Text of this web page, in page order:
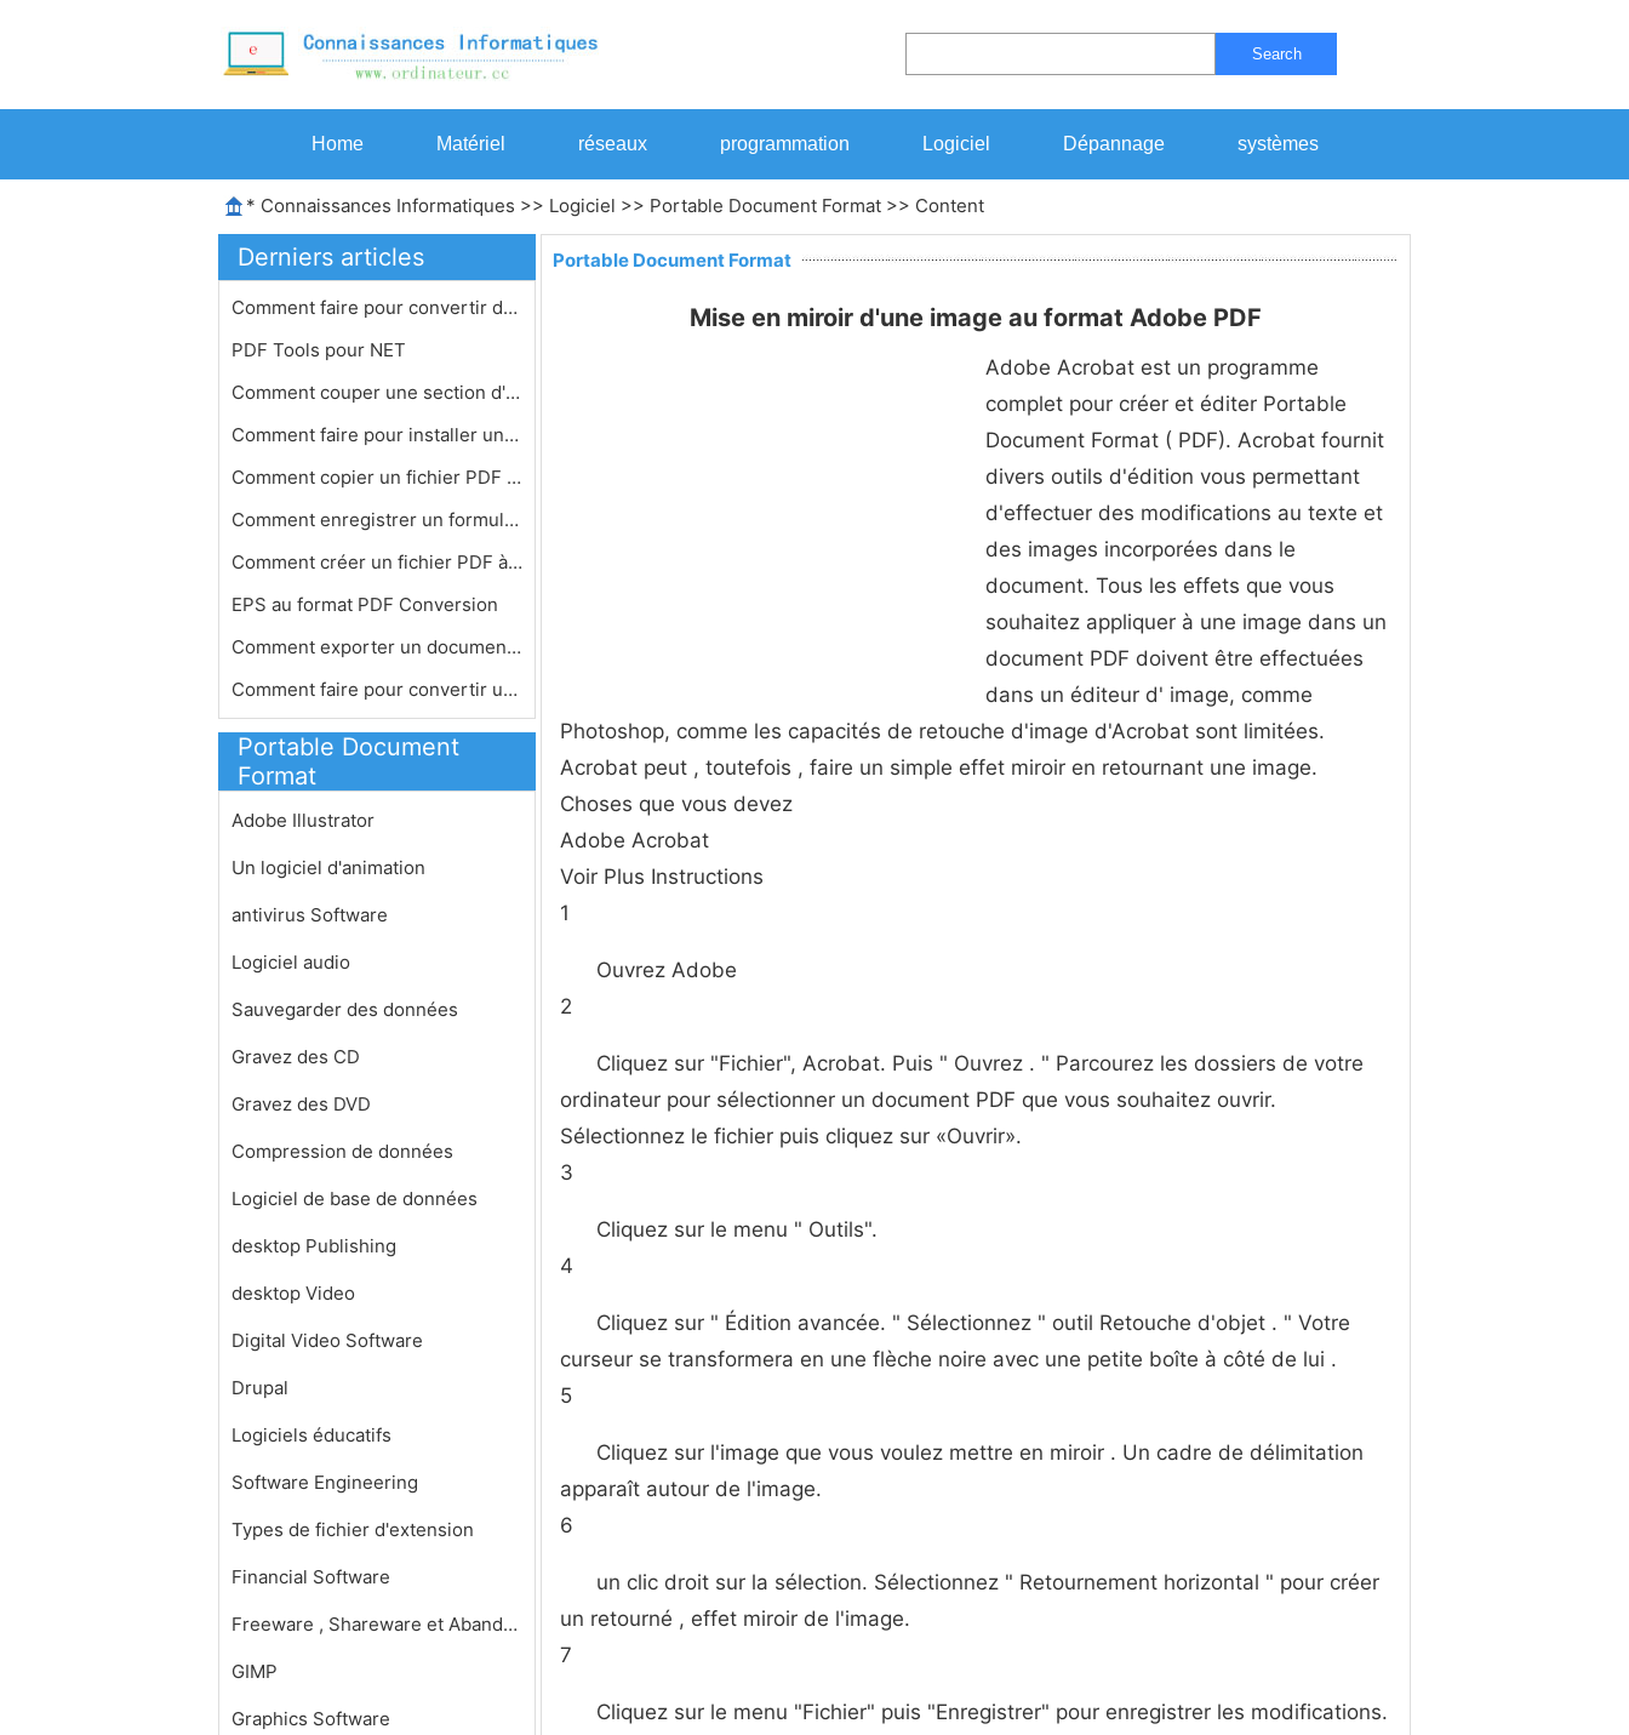
Search
Home Matériel réseaux programmation Logiciel Dépannage systèmes
* Connaissances Informatiques >> Logiciel >> Portable Document Format >> Content
Derniers articles
Comment faire pour convertir des doc…
PDF Tools pour NET
Comment couper une section d'un PDF
Comment faire pour installer une imp…
Comment copier un fichier PDF verrou…
Comment enregistrer un formulaire PD…
Comment créer un fichier PDF à par…
EPS au format PDF Conversion
Comment exporter un document Word en…
Comment faire pour convertir un fich…
Portable Document
Format
Adobe Illustrator
Un logiciel d'animation
antivirus Software
Logiciel audio
Sauvegarder des données
Gravez des CD
Gravez des DVD
Compression de données
Logiciel de base de données
desktop Publishing
desktop Video
Digital Video Software
Drupal
Logiciels éducatifs
Software Engineering
Types de fichier d'extension
Financial Software
Freeware , Shareware et Abandonware
GIMP
Graphics Software
Portable Document Format
Mise en miroir d'une image au format Adobe PDF
Adobe Acrobat est un programme
complet pour créer et éditer Portable
Document Format ( PDF). Acrobat fournit
divers outils d'édition vous permettant
d'effectuer des modifications au texte et
des images incorporées dans le
document. Tous les effets que vous
souhaitez appliquer à une image dans un
document PDF doivent être effectuées
dans un éditeur d' image, comme
Photoshop, comme les capacités de retouche d'image d'Acrobat sont limitées.
Acrobat peut , toutefois , faire un simple effet miroir en retournant une image.
Choses que vous devez
Adobe Acrobat
Voir Plus Instructions
1
Ouvrez Adobe
2
Cliquez sur "Fichier", Acrobat. Puis " Ouvrez . " Parcourez les dossiers de votre
ordinateur pour sélectionner un document PDF que vous souhaitez ouvrir.
Sélectionnez le fichier puis cliquez sur «Ouvrir».
3
Cliquez sur le menu " Outils".
4
Cliquez sur " Édition avancée. " Sélectionnez " outil Retouche d'objet . " Votre
curseur se transformera en une flèche noire avec une petite boîte à côté de lui .
5
Cliquez sur l'image que vous voulez mettre en miroir . Un cadre de délimitation
apparaît autour de l'image.
6
un clic droit sur la sélection. Sélectionnez " Retournement horizontal " pour créer
un retourné , effet miroir de l'image.
7
Cliquez sur le menu "Fichier" puis "Enregistrer" pour enregistrer les modifications.